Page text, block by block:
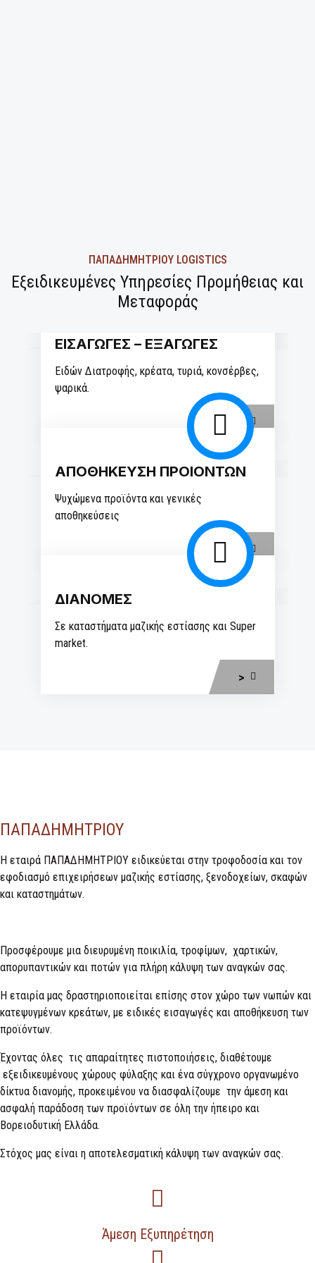
ΠΑΠΑΔΗΜΗΤΡΙΟΥ LOGISTICS
Εξειδικευμένες Υπηρεσίες Προμήθειας και
Mεταφοράς
ΕΙΣΑΓΩΓΕΣ – ΕΞΑΓΩΓΕΣ
Ειδών Διατροφής, κρέατα, τυριά, κονσέρβες,
ψαρικά.
ΑΠΟΘΗΚΕΥΣΗ ΠΡΟΙΟΝΤΩΝ
Ψυχώμενα προϊόντα και γενικές
αποθηκεύσεις
ΔΙΑΝΟΜΕΣ
Σε καταστήματα μαζικής εστίασης και Super
market.
>
ΠΑΠΑΔΗΜΗΤΡΙΟΥ
H εταιρά ΠΑΠΑΔΗΜΗΤΡΙΟΥ ειδικεύεται στην τροφοδοσία και τον
εφοδιασμό επιχειρήσεων µαζικής εστίασης, ξενοδοχείων, σκαφών
και καταστημάτων.
Προσφέρουμε µια διευρυµένη ποικιλία, τροφίµων, χαρτικών,
απορυπαντικών και ποτών για πλήρη κάλυψη των αναγκών σας.
Η εταιρία μας δραστηριοποιείται επίσης στον χώρο των νωπών και
κατεψυγμένων κρεάτων, με ειδικές εισαγωγές και αποθήκευση των
προϊόντων.
Έχοντας όλες τις απαραίτητες πιστοποιήσεις, διαθέτουμε
εξειδικευµένους χώρους φύλαξης και ένα σύγχρονο οργανωµένο
δίκτυα διανοµής, προκειµένου να διασφαλίζουμε την άµεση και
ασφαλή παράδοση των προϊόντων σε όλη την ήπειρο και
Βορειοδυτική Ελλάδα.
Στόχος μας είναι η αποτελεσµατική κάλυψη των αναγκών σας.
Άμεση Εξυπηρέτηση